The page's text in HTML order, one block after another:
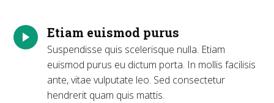
Etiam euismod purus
Suspendisse quis scelerisque nulla. Etiam
euismod purus eu dictum porta. In mollis facilisis
ante, vitae vulputate leo. Sed consectetur
hendrerit quam quis mattis.